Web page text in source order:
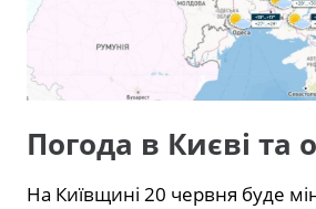
Погода в Києві та
На Київщині 20 червня буде